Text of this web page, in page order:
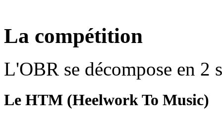
La compétition
L'OBR se décompose en 2
Le HTM (Heelwork To Music)